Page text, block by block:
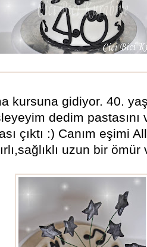
kursuna gidiyor. 40.
dedim
çıktı :) Canım eşimi
uzun bir